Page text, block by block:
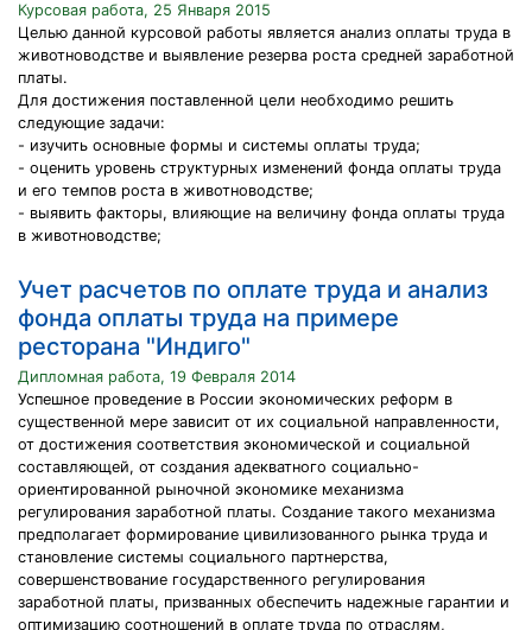
Курсовая работа, 25 Января 2015
Целью данной курсовой работы является анализ оплаты труда в
животноводстве и выявление резерва роста средней заработной
платы.
Для достижения поставленной цели необходимо решить
следующие задачи:
- изучить основные формы и системы оплаты труда;
- оценить уровень структурных изменений фонда оплаты труда
и его темпов роста в животноводстве;
- выявить факторы, влияющие на величину фонда оплаты труда
в животноводстве;
Учет расчетов по оплате труда и анализ
фонда оплаты труда на примере
ресторана "Индиго"
Дипломная работа, 19 Февраля 2014
Успешное проведение в России экономических реформ в
существенной мере зависит от их социальной направленности,
от достижения соответствия экономической и социальной
составляющей, от создания адекватного социально-
ориентированной рыночной экономике механизма
регулирования заработной платы. Создание такого механизма
предполагает формирование цивилизованного рынка труда и
становление системы социального партнерства,
совершенствование государственного регулирования
заработной платы, призванных обеспечить надежные гарантии и
оптимизацию соотношений в оплате труда по отраслям,